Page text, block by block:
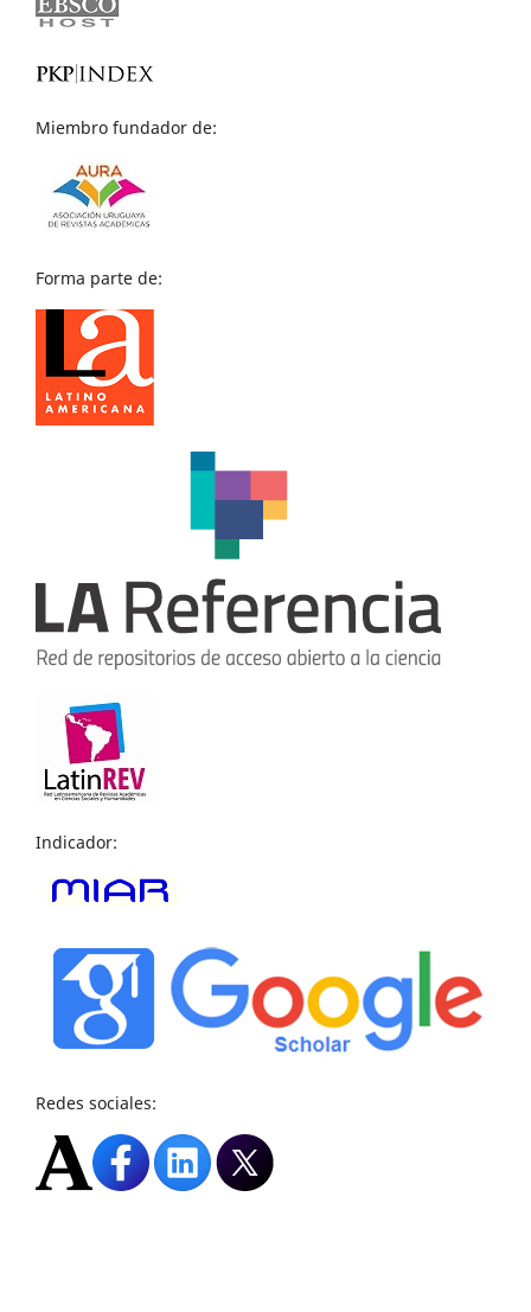
Miembro fundador de:
Forma parte de:
Indicador:
Redes sociales: